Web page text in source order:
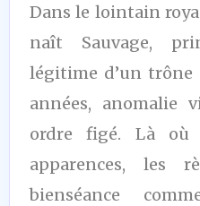
Dans le lointain
naît Sauvage,
légitime d’un trône
années, anomalie
ordre figé. Là
apparences, les
bienséance